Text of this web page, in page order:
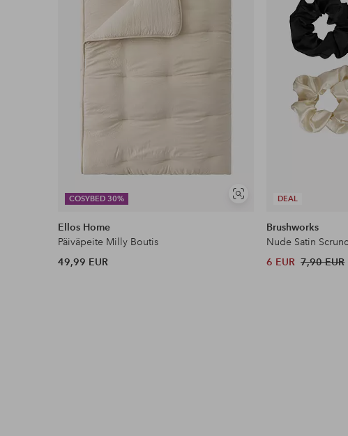
COSYBED 30%
Näytä
Ellos Home
Päiväpeite Milly Boutis
49,99 EUR
DEAL
Brushworks
Nude Satin
6 EUR 7,90 EUR